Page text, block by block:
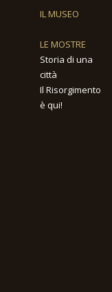
IL MUSEO
LE MOSTRE
Storia di una
città
Il Risorgimento
è qui!